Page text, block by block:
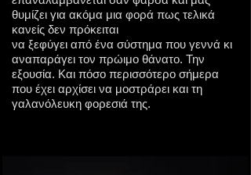
θυμίζει για ακόμα μια φορά πως τελικά
κανείς δεν πρόκειται
να ξεφύγει από ένα σύστημα που γεννά κι
αναπαράγει τον πρώιμο θάνατο. Την
εξουσία. Και πόσο περισσότερο σήμερα
που έχει αρχίσει να μοστράρει και τη
γαλανόλευκη φορεσιά της.